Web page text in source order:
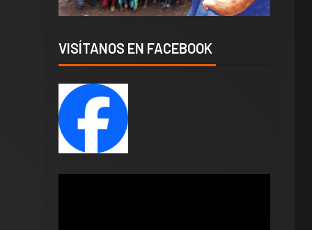
VISÍTANOS EN FACEBOOK